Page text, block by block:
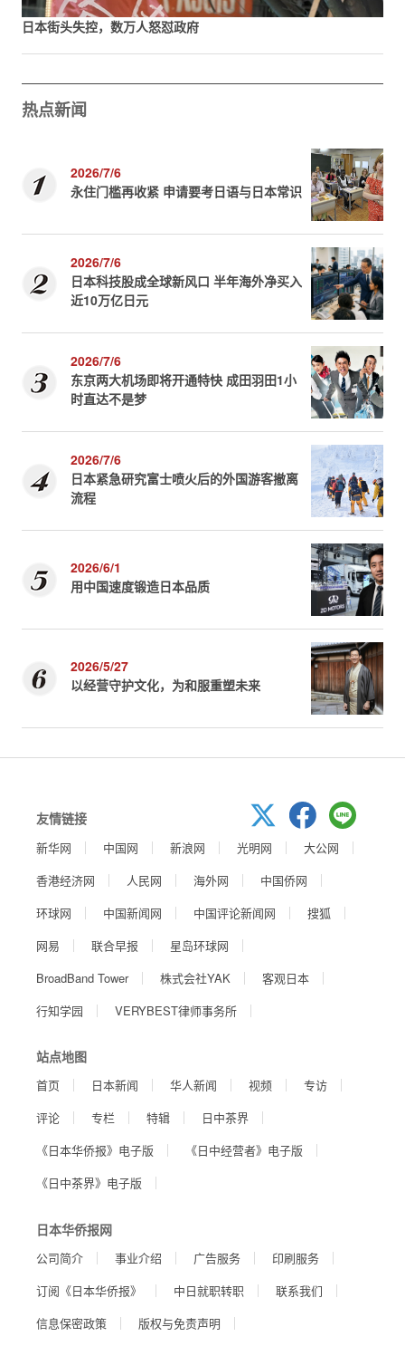
日本街头失控，数万人怒怼政府
热点新闻
2026/7/6
永住门槛再收紧 申请要考日语与日本常识
2026/7/6
日本科技股成全球新风口 半年海外净买入
近10万亿日元
2026/7/6
东京两大机场即将开通特快 成田羽田1小
时直达不是梦
2026/7/6
日本紧急研究富士喷火后的外国游客撤离
流程
2026/6/1
用中国速度锻造日本品质
2026/5/27
以经营守护文化，为和服重塑未来
友情链接
新华网 中国网 新浪网 光明网
大公网
香港经济网
人民网 海外网
中国侨网
环球网
中国新闻网 中国评论新闻网
搜狐
网易
联合早报
星岛环球网
BroadBand Tower
株式会社YAK
客观日本
行知学园
VERYBEST律师事务所
站点地图
首页 日本新闻 华人新闻 视频
专访
评论
专栏 特辑
日中茶界
《日本华侨报》电子版
《日中经营者》电子版
《日中茶界》电子版
日本华侨报网
公司简介 事业介绍 广告服务
印刷服务
订阅《日本华侨报》
中日就职转职
联系我们
信息保密政策
版权与免责声明